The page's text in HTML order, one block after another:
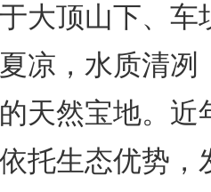
大顶山下、车
凉，水质清冽
天然宝地。近
托生态优势，